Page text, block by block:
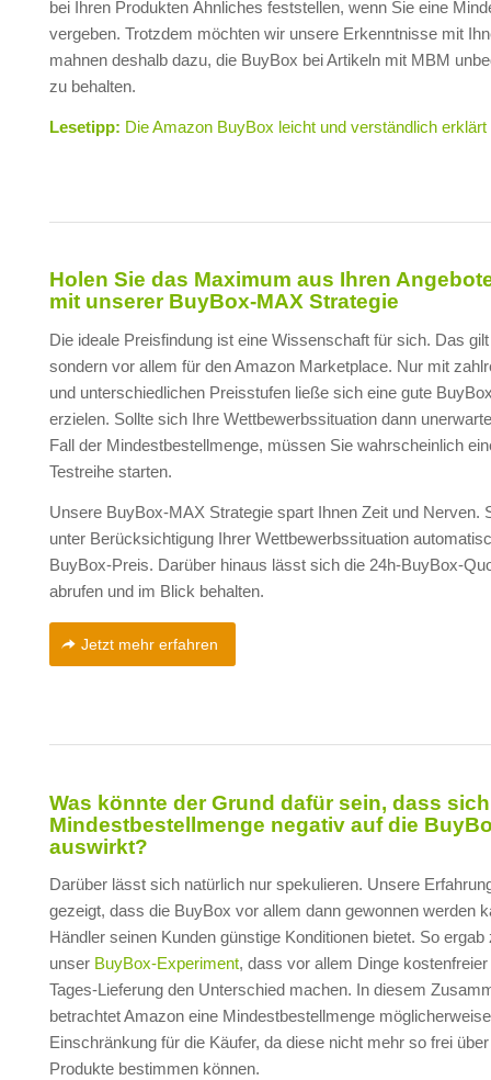
bei Ihren Produkten Ähnliches feststellen, wenn Sie eine
vergeben. Trotzdem möchten wir unsere Erkenntnisse mit
mahnen deshalb dazu, die BuyBox bei Artikeln mit MBM
zu behalten.
Lesetipp: Die Amazon BuyBox leicht und verständlich erklärt
Holen Sie das Maximum aus Ihren
mit unserer BuyBox-MAX Strategie
Die ideale Preisfindung ist eine Wissenschaft für sich. Das
sondern vor allem für den Amazon Marketplace. Nur mit
und unterschiedlichen Preisstufen ließe sich eine gute
erzielen. Sollte sich Ihre Wettbewerbssituation dann
Fall der Mindestbestellmenge, müssen Sie wahrscheinlich
Testreihe starten.
Unsere BuyBox-MAX Strategie spart Ihnen Zeit und Nerven.
unter Berücksichtigung Ihrer Wettbewerbssituation
BuyBox-Preis. Darüber hinaus lässt sich die 24h-BuyBox-
abrufen und im Blick behalten.
Jetzt mehr erfahren
Was könnte der Grund dafür sein, dass
Mindestbestellmenge negativ auf die
auswirkt?
Darüber lässt sich natürlich nur spekulieren. Unsere
gezeigt, dass die BuyBox vor allem dann gewonnen werden
Händler seinen Kunden günstige Konditionen bietet. So
unser BuyBox-Experiment, dass vor allem Dinge
Tages-Lieferung den Unterschied machen. In diesem
betrachtet Amazon eine Mindestbestellmenge
Einschränkung für die Käufer, da diese nicht mehr so frei
Produkte bestimmen können.